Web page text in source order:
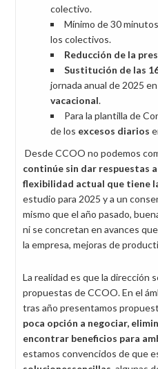
colectivo.
Mínimo de 30
los colectivos.
Reducción de la
Sustitución de las
jornada anual de 2025 en
vacacional.
Para la plantilla de
de los excesos diarios
Desde CCOO no podemos
continúe sin dar respuestas
flexibilidad actual que tiene
estudio para 2025 y a un
mismo que el año pasado,
ni se concretan en avances
la empresa, mejoras de
La realidad es que la dirección
propuestas de CCOO. En el
tras año presentamos
poca opción a negociar,
encontrar beneficios para
estamos convencidos de que